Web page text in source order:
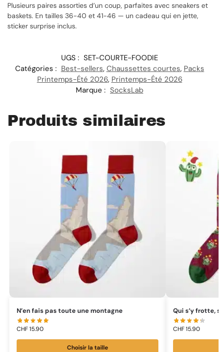
Plusieurs paires assorties d’un coup, parfaites avec sneakers et
baskets. En tailles 36-40 et 41-46 — un cadeau qui en jette,
sticker surprise inclus.
UGS : SET-COURTE-FOODIE
Catégories : Best-sellers, Chaussettes courtes, Packs
Printemps-Été 2026, Printemps-Été 2026
Marque : SocksLab
Produits similaires
N’en fais pas toute une montagne
CHF15.90
Choisir la taille
Qui s’y frotte,
CHF15.90